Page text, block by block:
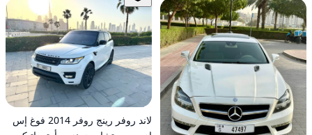
لاند روفر رينج روفر 2014 فوغ إس